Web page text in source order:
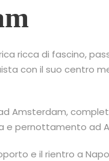
ricca di fascino,
con il suo centro
Amsterdam,
e pernottamento ad
e il rientro a